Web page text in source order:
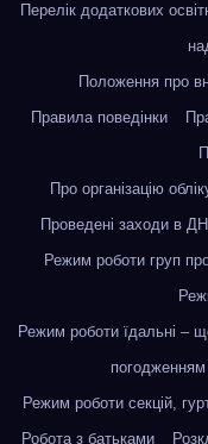
Перелік додаткових
Положення про
Правила поведінки
Про організацію
Проведені заходи в
Режим роботи груп
Режим роботи їдальні –
Режим роботи секцій,
Робота з батьками